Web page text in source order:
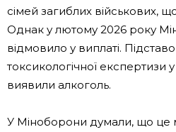
сімей загиблих військових,
Однак у лютому 2026 року
відмовило у виплаті.
токсикологічної експертизи
виявили алкоголь.
У Міноборони думали, що це